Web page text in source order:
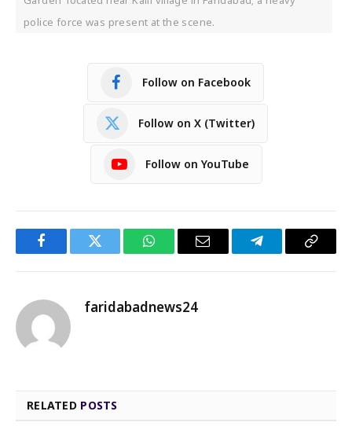
police force was present at the scene.
Follow on Facebook
Follow on X (Twitter)
Follow on YouTube
FacebookTwitter WhatsAppEmail TelegramCopy
faridabadnews24
RELATED POSTS